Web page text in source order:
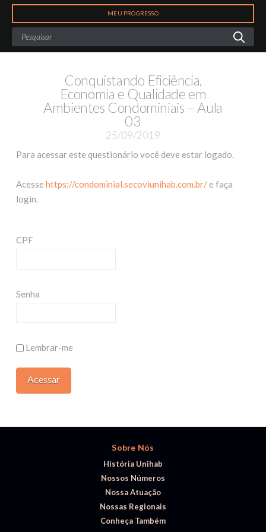
MEU PROGRESSO
Search
Conquistando Eficiência,
Economia e Qualidade em
Ambientes Condominiais – Aula
03
25/09/2019
Para acessar este questionário você deve estar logado.
Acesse https://condominial.secoviunihab.com.br/e faça
login.
CPF
Senha
Lembrar-me
Sobre Nós
História Unihab
Nossos Números
Nossa Atuação
Nossas Regionais
Conheça Também